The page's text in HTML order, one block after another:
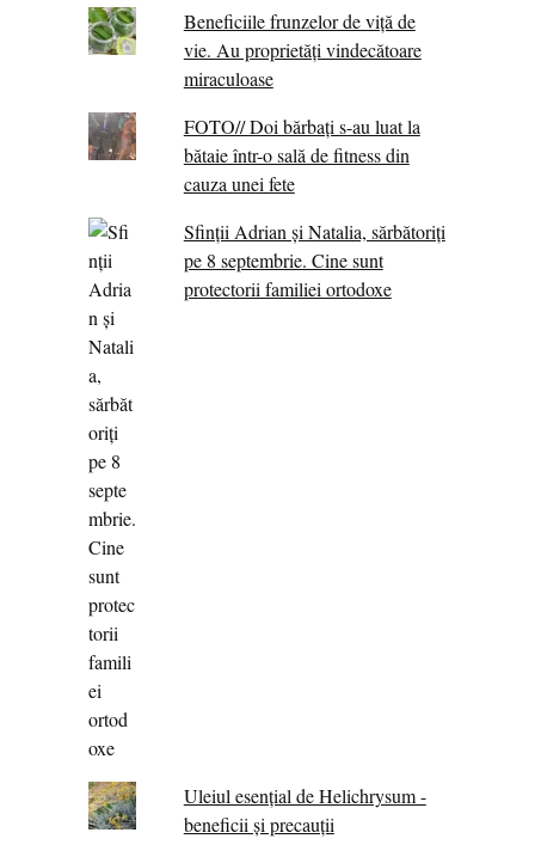
Beneficiile frunzelor de viță de
vie. Au proprietăţi vindecătoare
miraculoase
FOTO// Doi bărbați s-au luat la
bătaie într-o sală de fitness din
cauza unei fete
Sfinții Adrian și Natalia, sărbătoriți
pe 8 septembrie. Cine sunt
protectorii familiei ortodoxe
Uleiul esențial de Helichrysum -
beneficii și precauții